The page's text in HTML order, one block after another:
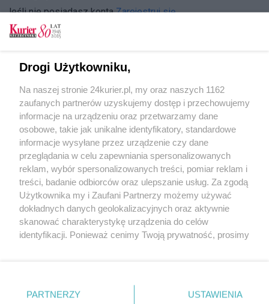
Jeśli nie posiadasz kontaZarejestruj się
Zapamiętać?
Zaloguj
Zapomniałem hasła
Copyright © 2022 Kurier Szczeciński sp. z o.o.
Drogi Użytkowniku,
Na naszej stronie 24kurier.pl, my oraz naszych 1162
zaufanych partnerów uzyskujemy dostęp i przechowujemy
informacje na urządzeniu oraz przetwarzamy dane
osobowe, takie jak unikalne identyfikatory, standardowe
informacje wysyłane przez urządzenie czy dane
przeglądania w celu zapewniania spersonalizowanych
reklam, wybór spersonalizowanych treści, pomiar reklam i
treści, badanie odbiorców oraz ulepszanie usług. Za zgodą
Użytkownika my i Zaufani Partnerzy możemy używać
dokładnych danych geolokalizacyjnych oraz aktywnie
skanować charakterystykę urządzenia do celów
identyfikacji. Ponieważ cenimy Twoją prywatność, prosimy
prywatności znajdujący się w lewym dolnym rogu strony
. Niektóre rodzaje przetwarzania danych nie wymagają
PARTNERZY USTAWIENIA